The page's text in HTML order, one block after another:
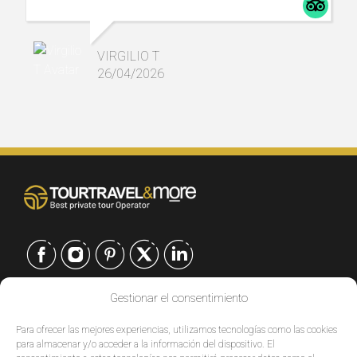
Gestionar el consentimiento
Para ofrecer las mejores experiencias, utilizamos tecnologías como las cookies
para almacenar y/o acceder a la información del dispositivo. El
primera, atento, explicando todo, pendiente de
cada detalle.
VIRGILIO T
26/04/2026
EUROPE |
USA |